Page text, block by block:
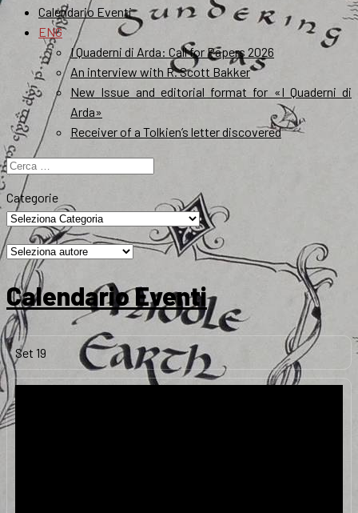
Calendario Eventi
ENG
I Quaderni di Arda: Call for Papers 2026
An interview with R. Scott Bakker
New Issue and editorial format for «I Quaderni di
Arda»
Receiver of a Tolkien’s letter discovered
Ricerca
per:
Categorie
Calendario Eventi
Set 19